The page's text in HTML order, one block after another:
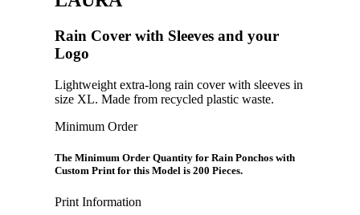
Rain Cover with Sleeves and your
Logo
Lightweight extra-long rain cover with sleeves in
size XL. Made from recycled plastic waste.
Minimum Order
The Minimum Order Quantity for Rain Ponchos with
Custom Print for this Model is 200 Pieces.
Print Information